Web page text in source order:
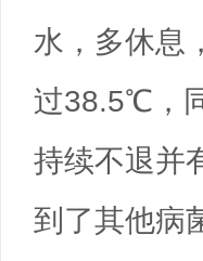
水，多休息
过38.5℃，
持续不退并
到了其他病